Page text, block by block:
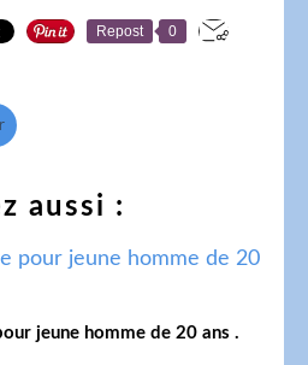
Repost 0
aussi :
jeune homme de 20 ans .